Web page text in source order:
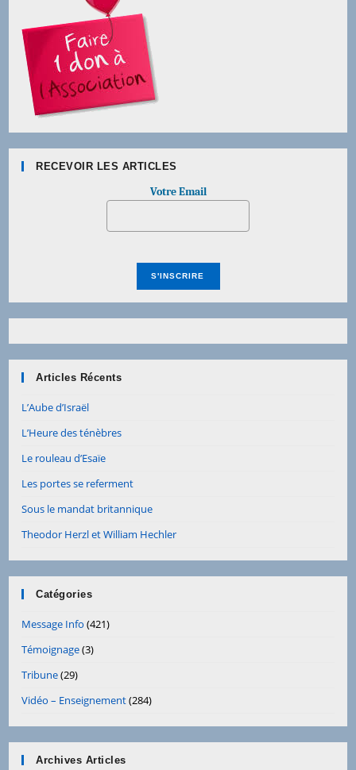
RECEVOIR LES ARTICLES
Votre Email
Articles Récents
L’Aube d’Israël
L’Heure des ténèbres
Le rouleau d’Esaïe
Les portes se referment
Sous le mandat britannique
Theodor Herzl et William Hechler
Catégories
Message Info (421)
Témoignage(3)
Tribune(29)
Vidéo – Enseignement(284)
Archives Articles